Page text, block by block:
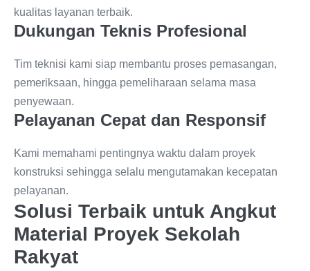
kualitas layanan terbaik.
Dukungan Teknis Profesional
Tim teknisi kami siap membantu proses pemasangan,
pemeriksaan, hingga pemeliharaan selama masa
penyewaan.
Pelayanan Cepat dan Responsif
Kami memahami pentingnya waktu dalam proyek
konstruksi sehingga selalu mengutamakan kecepatan
pelayanan.
Solusi Terbaik untuk Angkut
Material Proyek Sekolah
Rakyat